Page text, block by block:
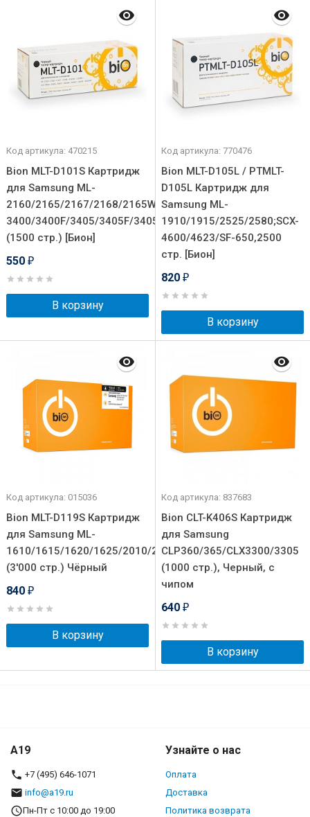
Код артикула: 470215
Bion MLT-D101S Картридж
для Samsung ML-
2160/2165/2167/2168/2165W/2168W/SCX-
3400/3400F/3405/3405F/3405W/3405FW/3407
(1500 стр.) [Бион]
550 ₽
В корзину
Код артикула: 770476
Bion MLT-D105L / PTMLT-
D105L Картридж для
Samsung ML-
1910/1915/2525/2580;SCX-
4600/4623/SF-650,2500
стр. [Бион]
820 ₽
В корзину
Код артикула: 015036
Bion MLT-D119S Картридж
для Samsung ML-
1610/1615/1620/1625/2010/2015/2020/2510/2570/2571
(3'000 стр.) Чёрный
840 ₽
В корзину
Код артикула: 837683
Bion CLT-K406S Картридж
для Samsung
CLP360/365/CLX3300/3305
(1000 стр.), Черный, с
чипом
640 ₽
В корзину
A19
+7 (495) 646-1071
info@a19.ru
Пн-Пт с 10:00 до 19:00
Узнайте о нас
Оплата
Доставка
Политика возврата